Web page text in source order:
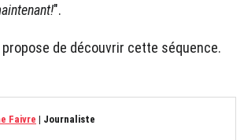
".
de découvrir cette séquence.
Faivre | Journaliste